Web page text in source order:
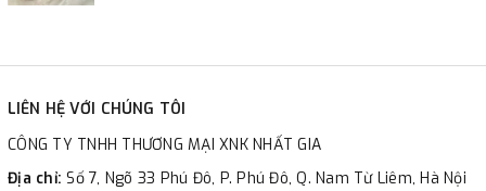
LIÊN HỆ VỚI CHÚNG TÔI
CÔNG TY TNHH THƯƠNG MẠI XNK NHẤT GIA
Địa chỉ:Số 7, Ngõ 33 Phú Đô, P. Phú Đô, Q. Nam Từ Liêm, Hà Nội